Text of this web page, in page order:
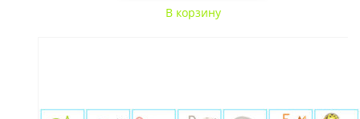
В корзину